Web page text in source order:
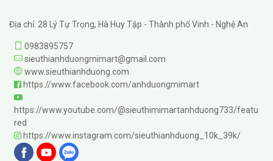
Địa chỉ: 28 Lý Tự Trọng, Hà Huy Tập - Thành phố Vinh - Nghệ An
0983895757
sieuthianhduongmimart@gmail.com
www.sieuthianhduong.com
https://www.facebook.com/anhduongmimart
https://www.youtube.com/@sieuthimimartanhduong733/featu
red
https://www.instagram.com/sieuthianhduong_10k_39k/